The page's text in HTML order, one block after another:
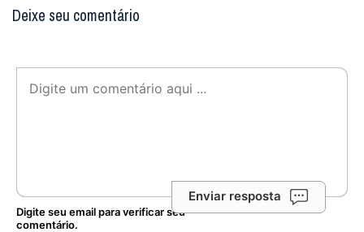
Deixe seu comentário
Enviar resposta
Digite seu email para verificar seu
comentário.